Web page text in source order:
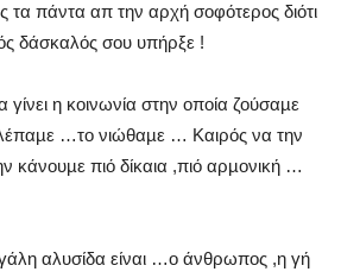
τα πάντα απ την αρχή σοφότερος διότι
δάσκαλός σου υπήρξε !
η κοινωνία στην οποία ζούσαµε
…το νιώθαµε … Καιρός να την
κάνουµε πιό δίκαια ,πιό αρµονική …
αλυσίδα είναι …ο άνθρωπος ,η γή